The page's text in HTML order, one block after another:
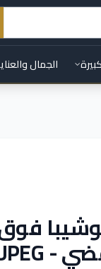
الجمال